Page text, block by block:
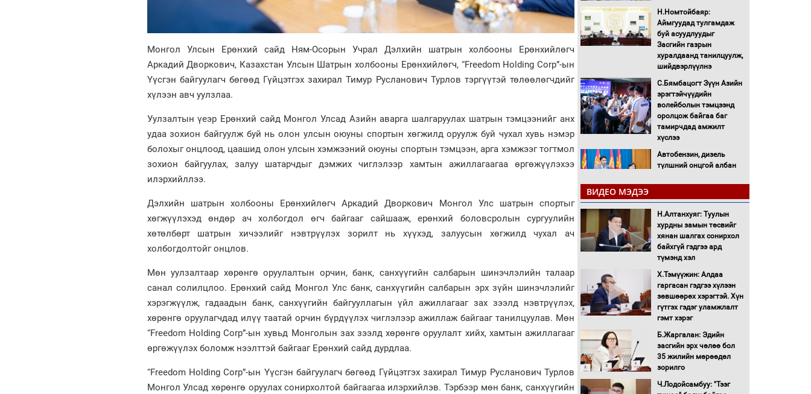
Монгол Улсын Ерөнхий сайд Ням-Осорын Учрал Дэлхийн шатрын холбооны Ерөнхийлөгч
Аркадий Дворкович, Казахстан Улсын Шатрын холбооны Ерөнхийлөгч, “Freedom Holding Corp”-ын
Үүсгэн байгуулагч бөгөөд Гүйцэтгэх захирал Тимур Русланович Турлов тэргүүтэй төлөөлөгчдийг
хүлээн авч уулзлаа.
Уулзалтын үеэр Ерөнхий сайд Монгол Улсад Азийн аварга шалгаруулах шатрын тэмцээнийг анх
удаа зохион байгуулж буй нь олон улсын оюуны спортын хөгжилд оруулж буй чухал хувь нэмэр
болохыг онцлоод, цаашид олон улсын хэмжээний оюуны спортын тэмцээн, арга хэмжээг тогтмол
зохион байгуулах, залуу шатарчдыг дэмжих чиглэлээр хамтын ажиллагаагаа өргөжүүлэхээ
илэрхийллээ.
Дэлхийн шатрын холбооны Ерөнхийлөгч Аркадий Дворкович Монгол Улс шатрын спортыг
хөгжүүлэхэд өндөр ач холбогдол өгч байгааг сайшааж, ерөнхий боловсролын сургуулийн
хөтөлбөрт шатрын хичээлийг нэвтрүүлэх зорилт нь хүүхэд, залуусын хөгжилд чухал ач
холбогдолтойг онцлов.
Мөн уулзалтаар хөрөнгө оруулалтын орчин, банк, санхүүгийн салбарын шинэчлэлийн талаар
санал солилцлоо. Ерөнхий сайд Монгол Улс банк, санхүүгийн салбарын эрх зүйн шинэчлэлийг
хэрэгжүүлж, гадаадын банк, санхүүгийн байгууллагын үйл ажиллагааг зах зээлд нэвтрүүлэх,
хөрөнгө оруулагчдад илүү таатай орчин бүрдүүлэх чиглэлээр ажиллаж байгааг танилцуулав. Мөн
“Freedom Holding Corp”-ын хувьд Монголын зах зээлд хөрөнгө оруулалт хийх, хамтын ажиллагааг
өргөжүүлэх боломж нээлттэй байгааг Ерөнхий сайд дурдлаа.
“Freedom Holding Corp”-ын Үүсгэн байгуулагч бөгөөд Гүйцэтгэх захирал Тимур Русланович Турлов
Монгол Улсад хөрөнгө оруулах сонирхолтой байгаагаа илэрхийлэв. Тэрбээр мөн банк, санхүүгийн
Н.Номтойбаяр:
Аймгуудад тулгамдаж
буй асуудлуудыг
Засгийн газрын
хуралдаанд танилцуулж,
шийдвэрлүүлнэ
С.Бямбацогт Зүүн Азийн
эрэгтэйчүүдийн
волейболын тэмцээнд
оролцож байгаа баг
тамирчдад амжилт
хүслээ
Автобензин, дизель
түлшний онцгой албан
Санхүүгийн хэмнэлтийн
горимд эрүүл мэндийн
салбар хамаарахгүй
Нөөцийн махны
нээлттэй ил тод болгоно
Монгол Улс “COP17”-д
“Тал хээрийн
танилцуулна
16 төрлийн эмийг нэг эх
үүсвэрээс худалдан авах
ВИДЕО МЭДЭЭ
Н.Алтанхуяг: Туулын
хурдны замын төсвийг
хянан шалгах сонирхол
байхгүй гэдгээ ард
түмэнд хэл
Х.Тэмүүжин: Алдаа
гаргасан гэдгээ хүлээн
зөвшөөрөх хэрэгтэй. Хүн
гүтгэх гэдэг уламжлалт
гэмт хэрэг
Б.Жаргалан: Эдийн
засгийн эрх чөлөө бол
35 жилийн мөрөөдөл
зорилго
Ч.Лодойсамбуу: "Тээг